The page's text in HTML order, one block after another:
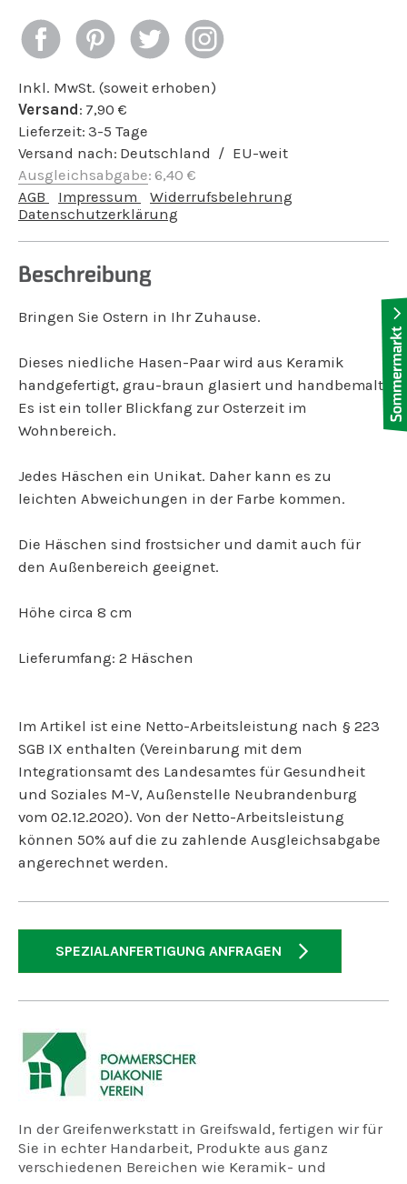
Inkl. MwSt. (soweit erhoben)
Versand: 7,90 €
Lieferzeit: 3-5 Tage
Versand nach: Deutschland
EU-weit
Ausgleichsabgabe: 6,40 €
AGB
Impressum
Widerrufsbelehrung
Datenschutzerklärung
Beschreibung
Bringen Sie Ostern in Ihr Zuhause.
Dieses niedliche Hasen-Paar wird aus Keramik
handgefertigt, grau-braun glasiert und handbemalt.
Es ist ein toller Blickfang zur Osterzeit im
Wohnbereich.
Jedes Häschen ein Unikat. Daher kann es zu
leichten Abweichungen in der Farbe kommen.
Die Häschen sind frostsicher und damit auch für
den Außenbereich geeignet.
Höhe circa 8 cm
Lieferumfang: 2 Häschen
Im Artikel ist eine Netto-Arbeitsleistung nach § 223
SGB IX enthalten (Vereinbarung mit dem
Integrationsamt des Landesamtes für Gesundheit
und Soziales M-V, Außenstelle Neubrandenburg
vom 02.12.2020). Von der Netto-Arbeitsleistung
können 50% auf die zu zahlende Ausgleichsabgabe
angerechnet werden.
SPEZIALANFERTIGUNG ANFRAGEN
In der Greifenwerkstatt in Greifswald, fertigen wir für
Sie in echter Handarbeit, Produkte aus ganz
verschiedenen Bereichen wie Keramik- und